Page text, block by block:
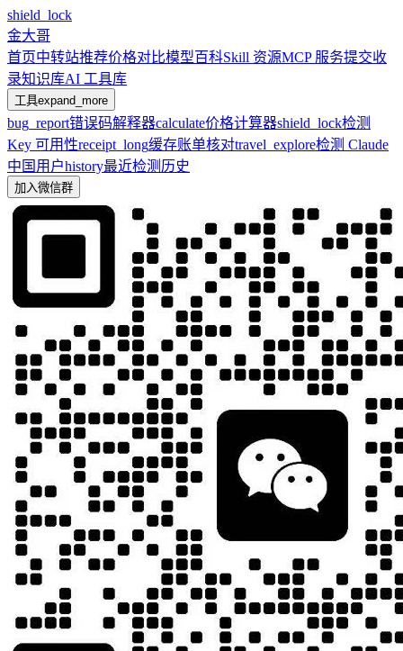
shield_lock
金大哥
首页中转站推荐价格对比模型百科Skill 资源MCP 服务提交收
录知识库AI 工具库
工具expand_more
bug_report错误码解释器calculate价格计算器shield_lock检测
Key 可用性receipt_long缓存账单核对travel_explore检测 Claude
中国用户history最近检测历史
加入微信群